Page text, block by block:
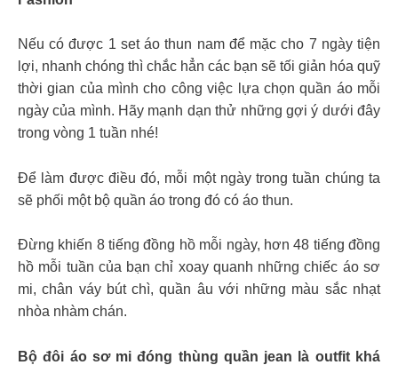
Nếu có được 1 set áo thun nam để mặc cho 7 ngày tiện
lợi, nhanh chóng thì chắc hẳn các bạn sẽ tối giản hóa quỹ
thời gian của mình cho công việc lựa chọn quần áo mỗi
ngày của mình. Hãy mạnh dạn thử những gợi ý dưới đây
trong vòng 1 tuần nhé!
Để làm được điều đó, mỗi một ngày trong tuần chúng ta
sẽ phối một bộ quần áo trong đó có áo thun.
Đừng khiến 8 tiếng đồng hồ mỗi ngày, hơn 48 tiếng đồng
hồ mỗi tuần của bạn chỉ xoay quanh những chiếc áo sơ
mi, chân váy bút chì, quần âu với những màu sắc nhạt
nhòa nhàm chán.
Bộ đôi áo sơ mi đóng thùng quần jean là outfit khá